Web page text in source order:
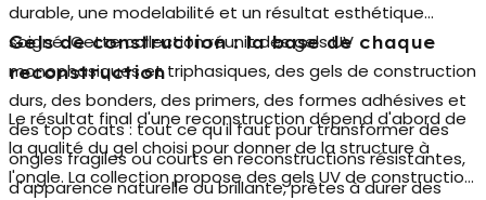
durable, une modelabilité et un résultat esthétique
soigné. Cette collection réunit des gels UV
monophasiques et triphasiques, des gels de construction
durs, des bonders, des primers, des formes adhésives et
des top coats : tout ce qu'il faut pour transformer des
ongles fragiles ou courts en reconstructions résistantes,
d'apparence naturelle ou brillante, prêtes à durer des
Gels de construction : la base de chaque
reconstruction
Le résultat final d'une reconstruction dépend d'abord de
la qualité du gel choisi pour donner de la structure à
l'ongle. La collection propose des gels UV de construction